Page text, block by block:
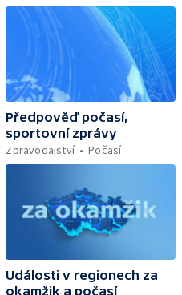
Předpověď počasí,
sportovní zprávy
Zpravodajství
Počasí
Události v regionech za
okamžik a počasí